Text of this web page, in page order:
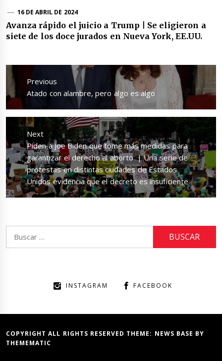
16 DE ABRIL DE 2024
Avanza rápido el juicio a Trump | Se eligieron a
siete de los doce jurados en Nueva York, EE.UU.
Navegación
de
entradas
Previous
Previous
post:
Atado con alambre, pero algo es algo
Next
Next
post:
Piden a Joe Biden que tome más medidas para
garantizar el derecho al aborto | Una serie de
protestas en distintas ciudades de Estados
Unidos evidencia que el decreto es insuficiente
INSTAGRAM FACEBOOK
COPYRIGHT ALL RIGHTS RESERVED THEME: NEWS BASE BY
THEMEMATIC